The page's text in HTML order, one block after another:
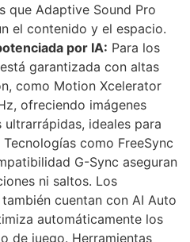
que Adaptive Sound Pro
el contenido y el espacio.
por IA: Para los
garantizada con altas
como Motion Xcelerator
ofreciendo imágenes
ideales para
como FreeSync
G-Sync aseguran
ni saltos. Los
cuentan con AI Auto
automáticamente los
de juego. Herramientas